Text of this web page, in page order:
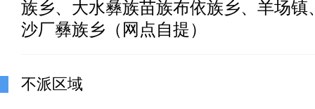
族乡、大水彝族苗族布依族乡、羊场镇
沙厂彝族乡（网点自提）
不派区域